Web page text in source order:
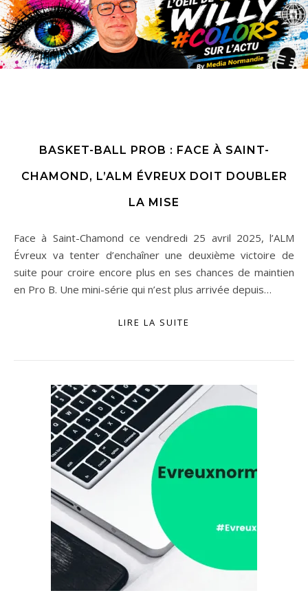
BASKET-BALL PROB : FACE À SAINT-
CHAMOND, L’ALM ÉVREUX DOIT DOUBLER
LA MISE
Face à Saint-Chamond ce vendredi 25 avril 2025, l’ALM
Évreux va tenter d’enchaîner une deuxième victoire de
suite pour croire encore plus en ses chances de maintien
en Pro B. Une mini-série qui n’est plus arrivée depuis…
LIRE LA SUITE